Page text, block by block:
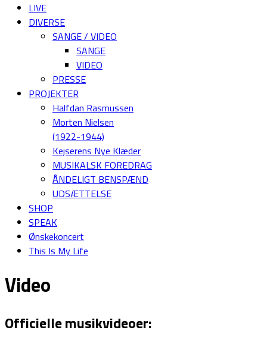
LIVE
DIVERSE
SANGE / VIDEO
SANGE
VIDEO
PRESSE
PROJEKTER
Halfdan Rasmussen
Morten Nielsen
(1922-1944)
Kejserens Nye Klæder
MUSIKALSK FOREDRAG
ÅNDELIGT BENSPÆND
UDSÆTTELSE
SHOP
SPEAK
Ønskekoncert
This Is My Life
Video
Officielle musikvideoer: